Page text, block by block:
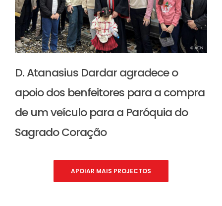
D. Atanasius Dardar agradece o
apoio dos benfeitores para a compra
de um veículo para a Paróquia do
Sagrado Coração
APOIAR MAIS PROJECTOS